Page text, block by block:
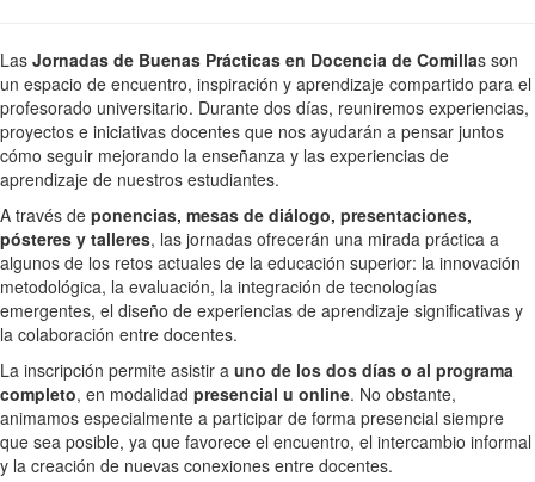
Las Jornadas de Buenas Prácticas en Docencia de Comillas son
un espacio de encuentro, inspiración y aprendizaje compartido para el
profesorado universitario. Durante dos días, reuniremos experiencias,
proyectos e iniciativas docentes que nos ayudarán a pensar juntos
cómo seguir mejorando la enseñanza y las experiencias de
aprendizaje de nuestros estudiantes.
A través de ponencias, mesas de diálogo, presentaciones,
pósteres y talleres, las jornadas ofrecerán una mirada práctica a
algunos de los retos actuales de la educación superior: la innovación
metodológica, la evaluación, la integración de tecnologías
emergentes, el diseño de experiencias de aprendizaje significativas y
la colaboración entre docentes.
La inscripción permite asistir a uno de los dos días o al programa
completo, en modalidad presencial u online. No obstante,
animamos especialmente a participar de forma presencial siempre
que sea posible, ya que favorece el encuentro, el intercambio informal
y la creación de nuevas conexiones entre docentes.